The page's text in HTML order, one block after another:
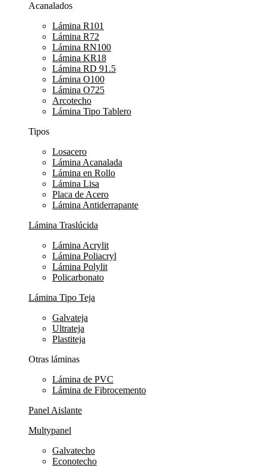
Acanalados
Lámina R101
Lámina R72
Lámina RN100
Lámina KR18
Lámina RD 91.5
Lámina O100
Lámina O725
Arcotecho
Lámina Tipo Tablero
Tipos
Losacero
Lámina Acanalada
Lámina en Rollo
Lámina Lisa
Placa de Acero
Lámina Antiderrapante
Lámina Traslúcida
Lámina Acrylit
Lámina Poliacryl
Lámina Polylit
Policarbonato
Lámina Tipo Teja
Galvateja
Ultrateja
Plastiteja
Otras láminas
Lámina de PVC
Lámina de Fibrocemento
Panel Aislante
Multypanel
Galvatecho
Econotecho